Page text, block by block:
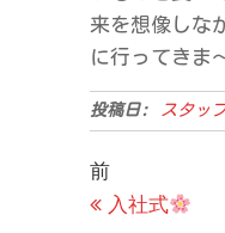
来を想像しな
に行ってきま
投稿日: スタッ
投
稿
過
去
前
入社式